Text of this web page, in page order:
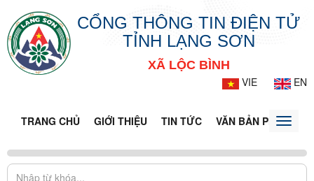
CỔNG THÔNG TIN ĐIỆN TỬ
TỈNH LẠNG SƠN
XÃ LỘC BÌNH
VIE
EN
TRANG CHỦ GIỚI THIỆU TIN TỨC VĂN BẢN PHÁPToggle